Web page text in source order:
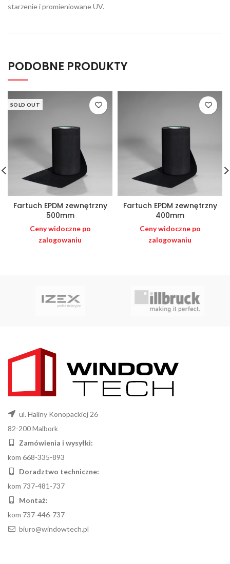
starzenie i promieniowane UV.
PODOBNE PRODUKTY
SOLD OUT
Fartuch EPDM zewnętrzny
500mm
Ceny widoczne po
zalogowaniu
Fartuch EPDM zewnętrzny
400mm
Ceny widoczne po
zalogowaniu
ul. Haliny Konopackiej 26
82-200 Malbork
Zamówienia i wysyłki:
kom 668-335-893
Doradztwo techniczne:
kom 737-481-737
Montaż:
kom 737-446-737
biuro@windowtech.pl